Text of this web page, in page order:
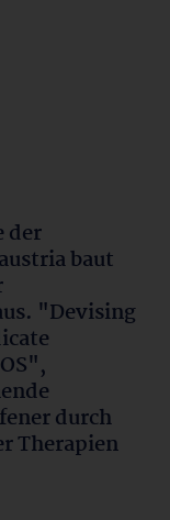
der
baut
"Devising
durch
Therapien